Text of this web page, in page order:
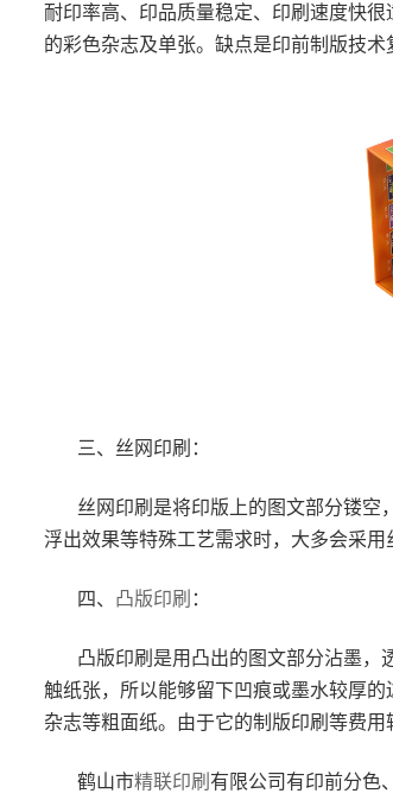
耐印率高、印品质量稳定、印刷速度快
的彩色杂志及单张。缺点是印前制版技术
三、丝网印刷：
丝网印刷是将印版上的图文部分镂空
浮出效果等特殊工艺需求时，大多会采用
四、 凸版印刷 ：
凸版印刷是用凸出的图文部分沾墨，
触纸张，所以能够留下凹痕或墨水较厚
杂志等粗面纸。由于它的制版印刷等费用
鹤山市精联印刷 有限公司有印前分色